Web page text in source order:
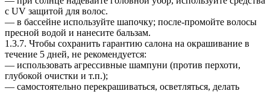
с UV защитой для волос.
— в бассейне используйте шапочку; после-промойте волосы
пресной водой и нанесите бальзам.
1.3.7. Чтобы сохранить гарантию салона на окрашивание в
течение 5 дней, не рекомендуется:
— использовать агрессивные шампуни (против перхоти,
глубокой очистки и т.п.);
— самостоятельно перекрашиваться, осветляться, делать